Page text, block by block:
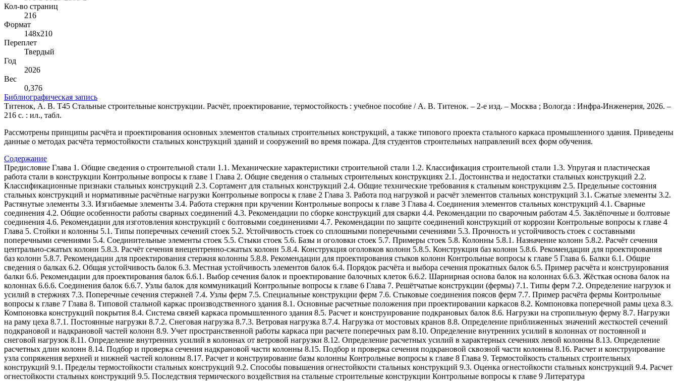
Кол-во страниц
216
Формат
148х210
Переплет
Твердый
Год
2026
Вес
0,376
Библиографическая запись
Титенок, А. В. Т45 Стальные строительные конструкции. Расчёт, проектирование, термостойкость : учебное пособие / А. В. Титенок. – 2-е изд. – Москва ; Вологда : Инфра-Инженерия, 2026. –
216 с. : ил., табл.
Рассмотрены принципы расчёта и проектирования основных элементов стальных строительных конструкций, а также типового проекта стального каркаса промышленного здания. Приведены
данные о методах расчёта термостойкости стальных конструкций зданий и сооружений во время пожара. Для студентов строительных направлений всех форм обучения.
Содержание
Предисловие Глава 1. Общие сведения о строительной стали 1.1. Механические характеристики строительной стали 1.2. Классификация строительной стали 1.3. Упругая и пластическая
работа стали в конструкции Контрольные вопросы к главе 1 Глава 2. Общие сведения о стальных строительных конструкциях 2.1. Достоинства и недостатки стальных конструкций 2.2.
Классификационные признаки стальных конструкций 2.3. Сортамент для стальных конструкций 2.4. Общие технические требования к стальным конструкциям 2.5. Предельные состояния
стальных конструкций и нормативные расчётные нагрузки Контрольные вопросы к главе 2 Глава 3. Работа под нагрузкой и расчёт элементов стальных конструкций 3.1. Сжатые элементы 3.2.
Растянутые элементы 3.3. Изгибаемые элементы 3.4. Работа стержня при кручении Контрольные вопросы к главе 3 Глава 4. Соединения элементов стальных конструкций 4.1. Сварные
соединения 4.2. Общие особенности работы сварных соединений 4.3. Рекомендации по сборке конструкций для сварки 4.4. Рекомендации по сварочным работам 4.5. Заклёпочные и болтовые
соединения 4.6. Рекомендации для изготовления конструкций с болтовыми соединениями 4.7. Рекомендации по защите соединений конструкций от коррозии Контрольные вопросы к главе 4
Глава 5. Стойки и колонны 5.1. Типы поперечных сечений стоек 5.2. Устойчивость стоек со сплошными поперечными сечениями 5.3. Прочность и устойчивость стоек с составными
поперечными сечениями 5.4. Соединительные элементы стоек 5.5. Стыки стоек 5.6. Базы и оголовки стоек 5.7. Примеры стоек 5.8. Колонны 5.8.1. Назначение колонн 5.8.2. Расчёт сечения
центрально-сжатых колонн 5.8.3. Расчёт сечения внецентренно-сжатых колонн 5.8.4. Конструкция оголовков колонн 5.8.5. Конструкция баз колонн 5.8.6. Рекомендации для проектирования
баз колонн 5.8.7. Рекомендации для проектирования стержня колонны 5.8.8. Рекомендации для проектирования стыков колонн Контрольные вопросы к главе 5 Глава 6. Балки 6.1. Общие
сведения о балках 6.2. Общая устойчивость балок 6.3. Местная устойчивость элементов балок 6.4. Порядок расчёта и выбора сечения прокатных балок 6.5. Пример расчёта и конструирования
балки 6.6. Рекомендации для проектирования балок 6.6.1. Выбор сечения балок и проектирование балочных клеток 6.6.2. Шарнирная основа балок на колоннах 6.6.3. Жёсткая основа балок на
колоннах 6.6.6. Соединения балок 6.6.7. Узлы балок для коммуникаций Контрольные вопросы к главе 6 Глава 7. Решётчатые конструкции (фермы) 7.1. Типы ферм 7.2. Определение нагрузок и
усилий в стержнях 7.3. Поперечные сечения стержней 7.4. Узлы ферм 7.5. Специальные конструкции ферм 7.6. Стыковые соединения поясов ферм 7.7. Пример расчёта фермы Контрольные
вопросы к главе 7 Глава 8. Типовой стальной каркас производственного здания 8.1. Основные расчетные положения при проектировании каркасов 8.2. Компоновка поперечной рамы цеха 8.3.
Компоновка конструкций покрытия 8.4. Система связей каркаса промышленного здания 8.5. Расчет и конструирование подкрановых балок 8.6. Нагрузки на стропильную ферму 8.7. Нагрузки
на раму цеха 8.7.1. Постоянные нагрузки 8.7.2. Снеговая нагрузка 8.7.3. Ветровая нагрузка 8.7.4. Нагрузка от мостовых кранов 8.8. Определение приближенных значений жесткостей сечений
подкрановой и надкрановой частей колонн 8.9. Учет пространственной работы каркаса при расчете поперечных рам 8.10. Определение внутренних усилий в колоннах от постоянной и
снеговой нагрузок 8.11. Определение внутренних усилий в колоннах от ветровой нагрузки 8.12. Определение расчетных усилий в характерных сечениях левой колонны 8.13. Определение
расчетных длин колонн 8.14. Подбор и проверка сечения надкрановой части колонны 8.15. Подбор и проверка сечения подкрановой сквозной части колонны 8.16. Расчет и конструирование
узла сопряжения верхней и нижней частей колонны 8.17. Расчет и конструирование базы колонны Контрольные вопросы к главе 8 Глава 9. Термостойкость стальных строительных
конструкций 9.1. Пределы термостойкости стальных конструкций 9.2. Способы повышения огнестойкости стальных конструкций 9.3. Оценка огнестойкости стальных конструкций 9.4. Расчет
огнестойкости стальных конструкций 9.5. Последствия термического воздействия на стальные строительные конструкции Контрольные вопросы к главе 9 Литература